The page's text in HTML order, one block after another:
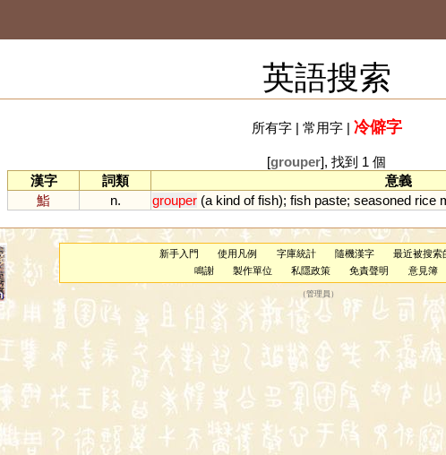
英語搜索
所有字| 常用字| 冷僻字
[grouper], 找到 1 個
漢字
詞類
意義
鮨
n. grouper (a kind of fish); fish paste; seasoned rice
新手入門 使用凡例 字庫統計 隨機漢字
最近被搜索
鳴謝
製作單位 私隱政策 免責聲明 意見簿
（管理員 ）